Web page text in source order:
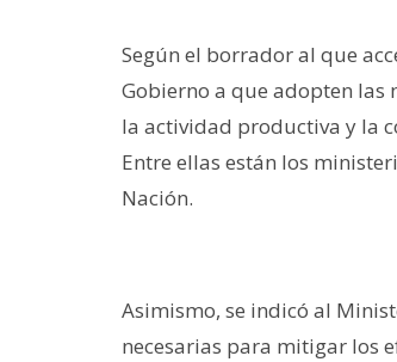
Según el borrador al que
Gobierno a que adopten las
la actividad productiva y la
Entre ellas están los
Nación.
Asimismo, se indicó al
necesarias para mitigar los